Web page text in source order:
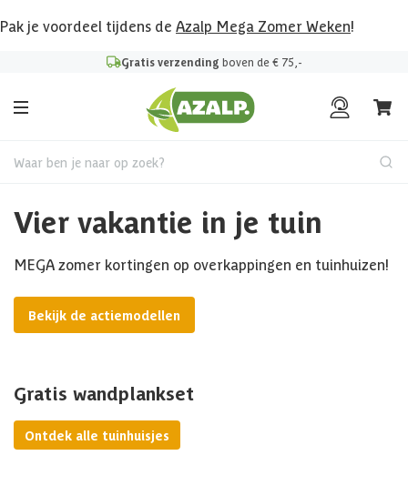
Pak je voordeel tijdens de Azalp Mega Zomer Weken!
Gratis verzending boven de € 75,-
Waar ben je naar op zoek?
Vier vakantie in je tuin
MEGA zomer kortingen op overkappingen en tuinhuizen!
Bekijk de actiemodellen
Gratis wandplankset
Ontdek alle tuinhuisjes